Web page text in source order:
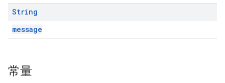
String
message
常量